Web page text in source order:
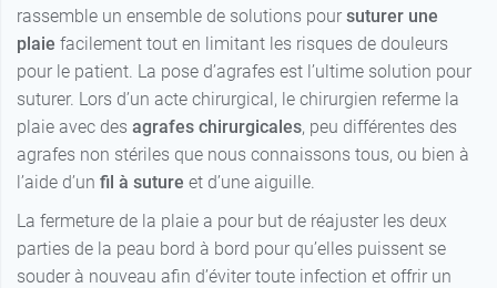
rassemble un ensemble de solutions pour suturer une
plaie facilement tout en limitant les risques de douleurs
pour le patient. La pose d’agrafes est l’ultime solution pour
suturer. Lors d’un acte chirurgical, le chirurgien referme la
plaie avec des agrafes chirurgicales, peu différentes des
agrafes non stériles que nous connaissons tous, ou bien à
l’aide d’un fil à suture et d’une aiguille.
La fermeture de la plaie a pour but de réajuster les deux
parties de la peau bord à bord pour qu’elles puissent se
souder à nouveau afin d’éviter toute infection et offrir un